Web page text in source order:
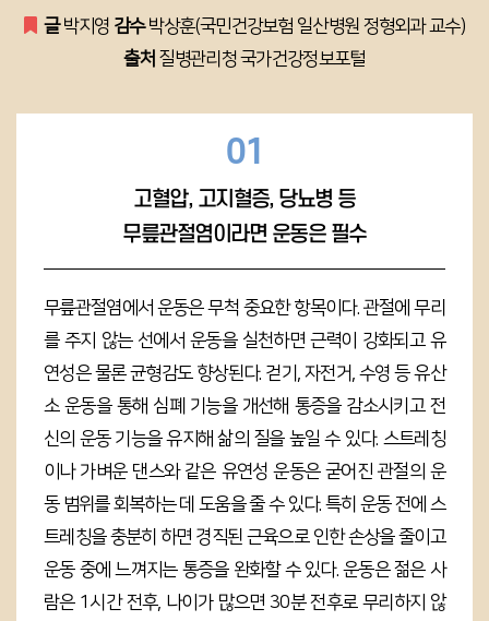
글박지영 감수박상훈(국민건강보험 일산병원 정형외과 교수)
출처 질병관리청 국가건강정보포털
01
고혈압, 고지혈증, 당뇨병 등
무릎관절염이라면 운동은 필수
무릎관절염에서 운동은 무척 중요한 항목이다. 관절에 무리
를 주지 않는 선에서 운동을 실천하면 근력이 강화되고 유
연성은 물론 균형감도 향상된다. 걷기, 자전거, 수영 등 유산
소 운동을 통해 심폐 기능을 개선해 통증을 감소시키고 전
신의 운동 기능을 유지해 삶의 질을 높일 수 있다. 스트레칭
이나 가벼운 댄스와 같은 유연성 운동은 굳어진 관절의 운
동 범위를 회복하는 데 도움을 줄 수 있다. 특히 운동 전에 스
트레칭을 충분히 하면 경직된 근육으로 인한 손상을 줄이고
운동 중에 느껴지는 통증을 완화할 수 있다. 운동은 젊은 사
람은 1시간 전후, 나이가 많으면 30분 전후로 무리하지 않